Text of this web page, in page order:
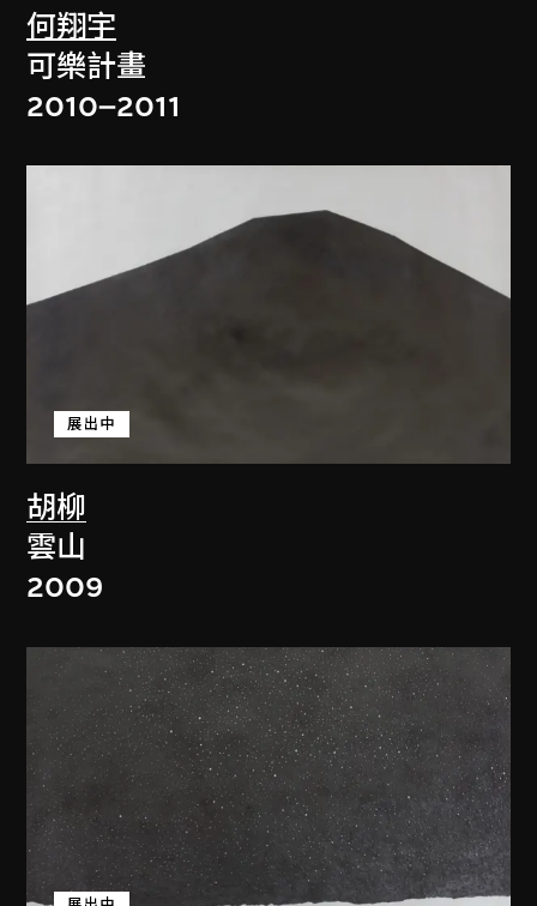
何翔宇
可樂計畫
2010–2011
胡柳
展出中
雲山
2009